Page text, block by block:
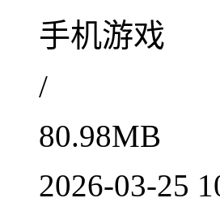
手机游戏
/
80.98MB
2026-03-25